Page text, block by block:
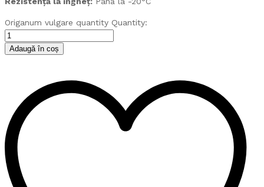
Origanum vulgare quantity Quantity:
Adaugă în coș